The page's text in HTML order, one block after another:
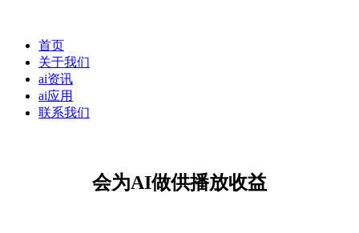
首页
关于我们
ai资讯
ai应用
联系我们
会为AI做供播放收益